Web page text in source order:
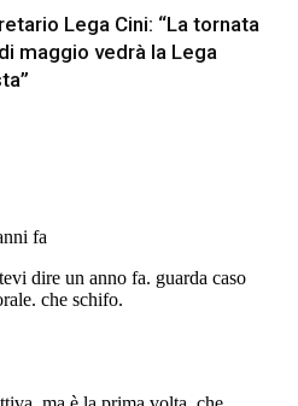
Lega Cini: “La tornata
maggio vedrà la Lega